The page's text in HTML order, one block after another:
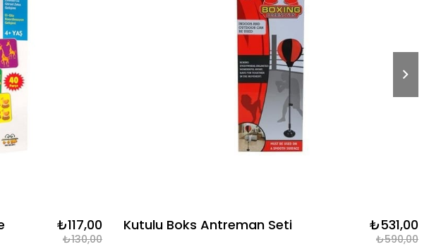
₺117,00
₺130,00
Kutulu Boks Antreman Seti ₺531,00
₺590,00